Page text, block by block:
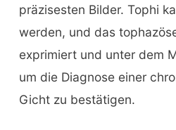
präzisesten Bilder. Tophi
werden, und das
exprimiert und unter dem
um die Diagnose einer
Gicht zu bestätigen.